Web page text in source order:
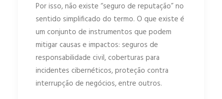
Por isso, não existe “seguro de reputação” no
sentido simplificado do termo. O que existe é
um conjunto de instrumentos que podem
mitigar causas e impactos: seguros de
responsabilidade civil, coberturas para
incidentes cibernéticos, proteção contra
interrupção de negócios, entre outros.